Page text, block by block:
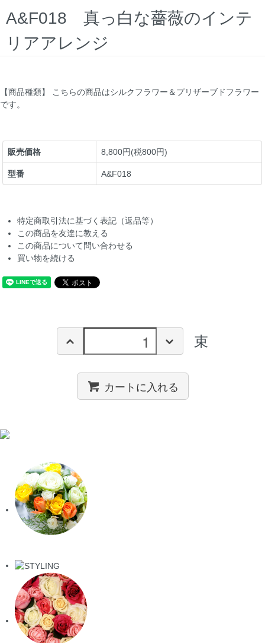
A&F018 真っ白な薔薇のインテ
リアアレンジ
【商品種類】 こちらの商品はシルクフラワー＆プリザーブドフラワー
です。
販売価格 8,800円(税800円)
型番 A&F018
特定商取引法に基づく表記（返品等）
この商品を友達に教える
この商品について問い合わせる
買い物を続ける
束
カートに入れる